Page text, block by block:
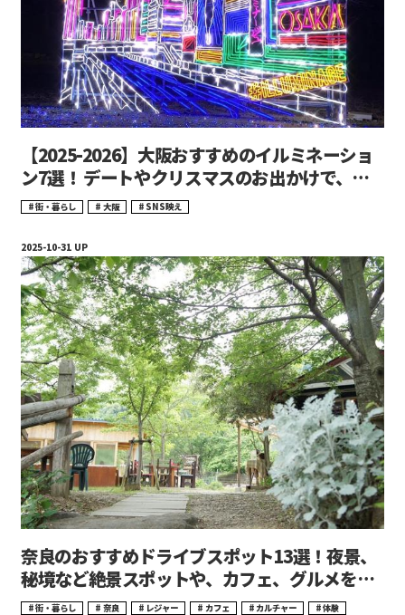
【2025-2026】大阪おすすめのイルミネーショ
ン7選！ デートやクリスマスのお出かけで、光
輝く冬の大阪を満喫しよう！
街・暮らし 大阪 SNS映え
奈良のおすすめドライブスポット13選！夜景、
秘境など絶景スポットや、カフェ、グルメを厳
選街・暮らし 奈良 レジャー カフェ カルチャー
体験